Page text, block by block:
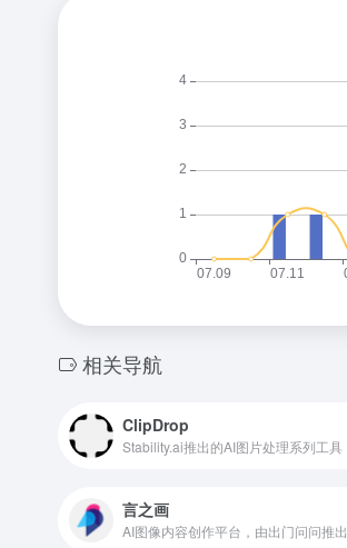
相关导航
ClipDrop
Stability.ai推出的AI图片处理系列工具
言之画
AI图像内容创作平台，由出门问问推出